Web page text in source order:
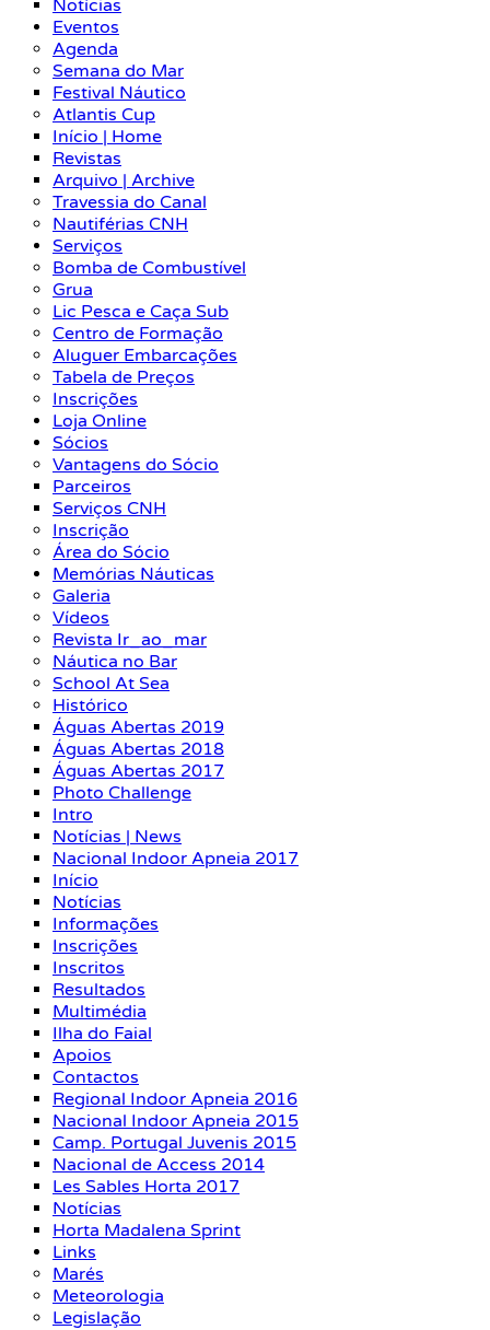
Notícias
Eventos
Agenda
Semana do Mar
Festival Náutico
Atlantis Cup
Início | Home
Revistas
Arquivo | Archive
Travessia do Canal
Nautiférias CNH
Serviços
Bomba de Combustível
Grua
Lic Pesca e Caça Sub
Centro de Formação
Aluguer Embarcações
Tabela de Preços
Inscrições
Loja Online
Sócios
Vantagens do Sócio
Parceiros
Serviços CNH
Inscrição
Área do Sócio
Memórias Náuticas
Galeria
Vídeos
Revista Ir_ao_mar
Náutica no Bar
School At Sea
Histórico
Águas Abertas 2019
Águas Abertas 2018
Águas Abertas 2017
Photo Challenge
Intro
Notícias | News
Nacional Indoor Apneia 2017
Início
Notícias
Informações
Inscrições
Inscritos
Resultados
Multimédia
Ilha do Faial
Apoios
Contactos
Regional Indoor Apneia 2016
Nacional Indoor Apneia 2015
Camp. Portugal Juvenis 2015
Nacional de Access 2014
Les Sables Horta 2017
Notícias
Horta Madalena Sprint
Links
Marés
Meteorologia
Legislação